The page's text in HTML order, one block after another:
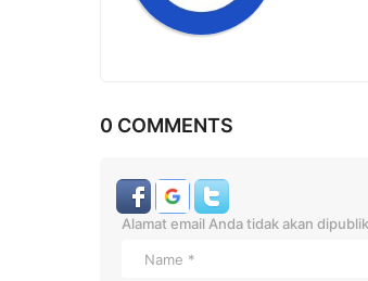
0 COMMENTS
Alamat email Anda tidak akan